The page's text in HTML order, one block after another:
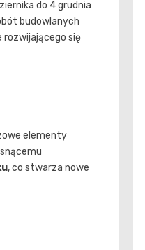
do 4 grudnia
budowlanych
rozwijającego się
elementy
, co stwarza nowe